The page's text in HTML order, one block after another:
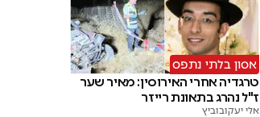
אסון בלתי נתפס
טרגדיה אחרי האירוסין: מאיר שער
ז"ל נהרג בתאונת רייזר
אלי יעקובוביץ